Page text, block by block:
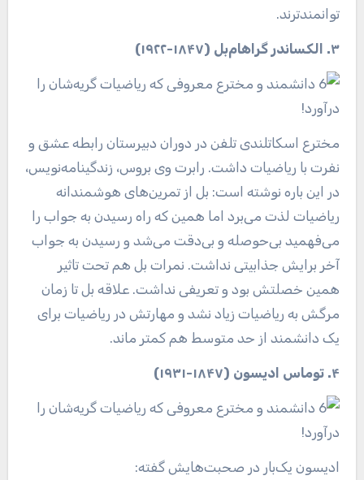
توانمندترند.
۳. الکساندر گراهام‌بل (۱۸۴۷-۱۹۲۲)
مخترع اسکاتلندی تلفن در دوران دبیرستان رابطه عشق و
نفرت با ریاضیات داشت. رابرت وی بروس، زندگینامه‌نویس،
در این باره نوشته است: بل از تمرین‌های هوشمندانه
ریاضیات لذت می‌برد اما همین که راه رسیدن به جواب را
می‌فهمید بی‌حوصله و بی‌دقت می‌شد و رسیدن به جواب
آخر برایش جذابیتی نداشت. نمرات بل هم تحت تاثیر
همین خصلتش بود و تعریفی نداشت. علاقه بل تا زمان
مرگش به ریاضیات زیاد نشد و مهارتش در ریاضیات برای
یک دانشمند از حد متوسط هم کمتر ماند.
۴. توماس ادیسون (۱۸۴۷-۱۹۳۱)
ادیسون یک‌بار در صحبت‌هایش گفته: